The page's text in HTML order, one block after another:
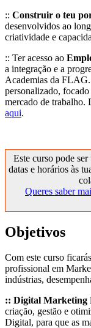
:: Construir o teu
desenvolvidos ao
criatividade e
:: Ter acesso ao
a integração e a
Academias da
personalizado,
mercado de trabalho.
aqui.
Este curso pode
datas e horários às
Queres saber
Objetivos
Com este curso
profissional em
indústrias,
:: Digital Marketing
criação, gestão e
Digital, para que as